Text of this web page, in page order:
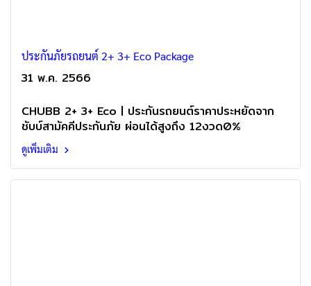
ประกันภัยรถยนต์ 2+ 3+ Eco Package
31 พ.ค. 2566
CHUBB 2+ 3+ Eco | ประกันรถยนต์ราคาประหยัดจาก
ชับบ์สามัคคีประกันภัย ผ่อนได้สูงถึง 12งวด0%
ดูเพิ่มเติม